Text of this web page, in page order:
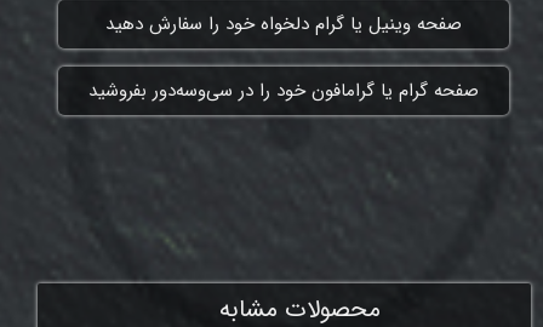
​صفحه وینیل یا گرام دلخواه خود را سفارش دهید
​صفحه گرام یا گرامافون خود را در سی‌وسه‌دور بفروشید
محصولات مشابه